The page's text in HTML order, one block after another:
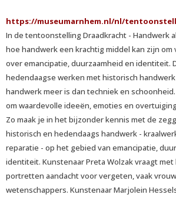
https://museumarnhem.nl/nl/
In de tentoonstelling Draadkracht - Handwerk
hoe handwerk een krachtig middel kan zijn
over emancipatie, duurzaamheid en identiteit.
hedendaagse werken met historisch
handwerk meer is dan techniek en
om waardevolle ideeën, emoties en
Zo maak je in het bijzonder kennis met de
historisch en hedendaags handwerk -
reparatie - op het gebied van emancipatie,
identiteit. Kunstenaar Preta Wolzak vraagt
portretten aandacht voor vergeten, vaak
wetenschappers. Kunstenaar Marjolein